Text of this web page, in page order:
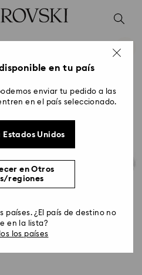
en tu país
enviar tu pedido a las
en el país seleccionado.
Unidos
en Otros
regiones
países. ¿El país de destino no
en la lista?
los países